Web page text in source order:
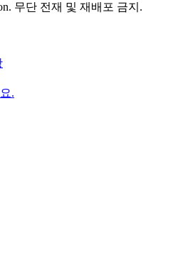
무단 전재 및 재배포 금지.
.